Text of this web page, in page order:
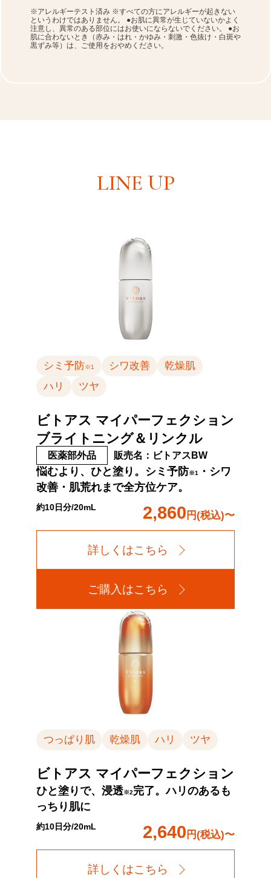
※アレルギーテスト済み ※すべての方にアレルギーが起きない
というわけではありません。 ●お肌に異常が生じていないかよく
注意し、異常のある部位にはお使いにならないでください。 ●お
肌に合わないとき（赤み・はれ・かゆみ・刺激・色抜け・白斑や
黒ずみ等）は、ご使用をおやめください。
LINE UP
シミ予防※1 シワ改善
乾燥肌
ハリ
ツヤ
ビトアス マイパーフェクション
ブライトニング＆リンクル
医薬部外品 販売名：ビトアスBW
悩むより、ひと塗り。シミ予防※1
・シワ
改善・肌荒れまで全方位ケア。
約10日分/20mL 2,860 円(税込)〜
詳しくはこちら
ご購入はこちら
つっぱり肌 乾燥肌 ハリ ツヤ
ビトアス マイパーフェクション
ひと塗りで、浸透※2完了。ハリのあるも
っちり肌に
約10日分/20mL 2,640 円(税込)〜
詳しくはこちら